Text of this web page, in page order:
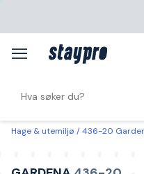
Hage & utemiljø 436-20